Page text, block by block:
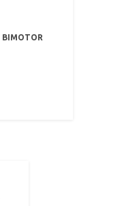
BIMOTOR